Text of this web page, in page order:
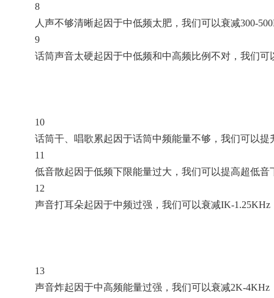
8
人声不够清晰起因于中低频太肥，我们可以衰减300-
9
话筒声音太硬起因于中低频和中高频比例不对，我们可
10
话筒干、唱歌累起因于话筒中频能量不够，我们可以提
11
低音散起因于低频下限能量过大，我们可以提高超低音
12
声音打耳朵起因于中频过强，我们可以衰减IK-1.25KHz
13
声音炸起因于中高频能量过强，我们可以衰减2K-4KHz